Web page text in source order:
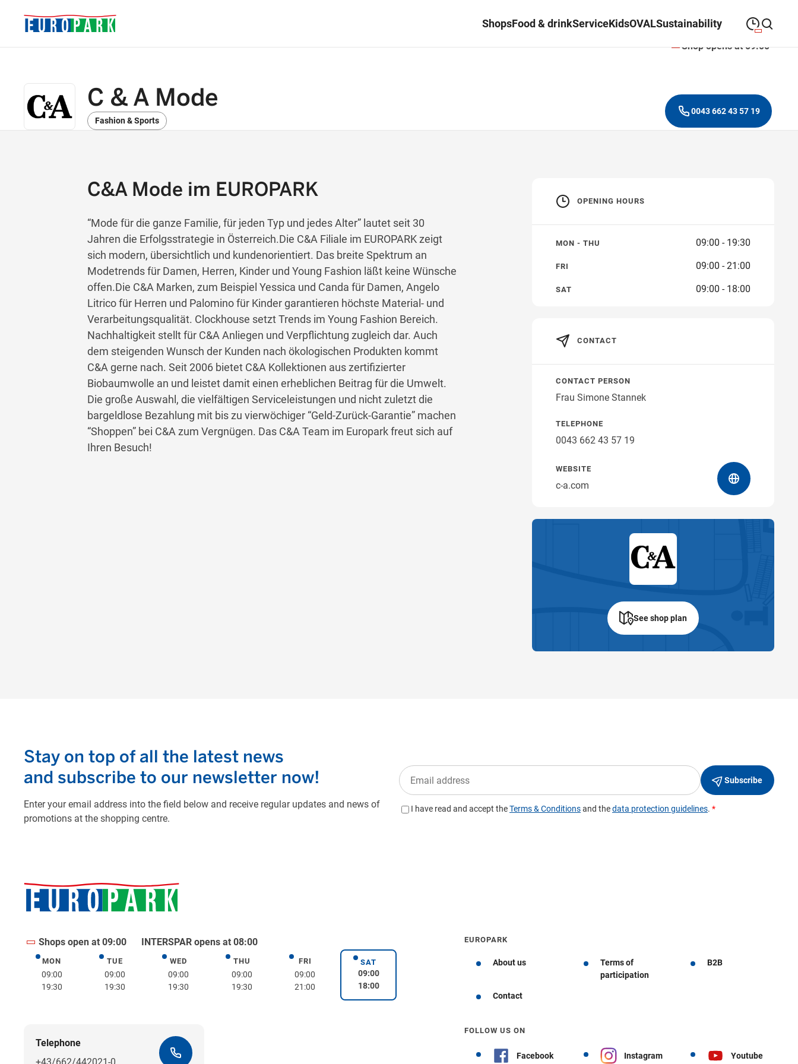
ShopsFood & drinkServiceKidsOVALSustainability
Tuesday
TUESDAY 19:30
WEDNESDAY 09:00—19:30
Friday
Saturday
Get directions
Shop opens at 09:00
C & A Mode
Fashion & Sports
0043 662 43 57 19
C&A Mode im EUROPARK
“Mode für die ganze Familie, für jeden Typ und jedes Alter” lautet seit 30
Jahren die Erfolgsstrategie in Österreich.Die C&A Filiale im EUROPARK zeigt
sich modern, übersichtlich und kundenorientiert. Das breite Spektrum an
Modetrends für Damen, Herren, Kinder und Young Fashion läßt keine Wünsche
offen.Die C&A Marken, zum Beispiel Yessica und Canda für Damen, Angelo
Litrico für Herren und Palomino für Kinder garantieren höchste Material- und
Verarbeitungsqualität. Clockhouse setzt Trends im Young Fashion Bereich.
Nachhaltigkeit stellt für C&A Anliegen und Verpflichtung zugleich dar. Auch
dem steigenden Wunsch der Kunden nach ökologischen Produkten kommt
C&A gerne nach. Seit 2006 bietet C&A Kollektionen aus zertifizierter
Biobaumwolle an und leistet damit einen erheblichen Beitrag für die Umwelt.
Die große Auswahl, die vielfältigen Serviceleistungen und nicht zuletzt die
bargeldlose Bezahlung mit bis zu vierwöchiger “Geld-Zurück-Garantie” machen
“Shoppen” bei C&A zum Vergnügen. Das C&A Team im Europark freut sich auf
Ihren Besuch!
OPENING HOURS
MON - THU 09:00 - 19:30
FRI 09:00 - 21:00
SAT 09:00 - 18:00
CONTACT
CONTACT PERSON
Frau Simone Stannek
TELEPHONE
0043 662 43 57 19
WEBSITE
c-a.com
See shop plan
Shops open at 09:00 INTERSPAR opens at 08:00
MONMonday
09:00
19:30
TUETuesday
09:00
19:30
WEDWednesday
09:00
19:30
THUThursday
09:00
19:30
FRIFriday
09:00
21:00
SATSaturday
09:00
18:00
Telephone
+43/662/442021-0
Get directions
EUROPARK
About us
Terms of
participation
B2B
Contact
FOLLOW US ON
Facebook Instagram Youtube